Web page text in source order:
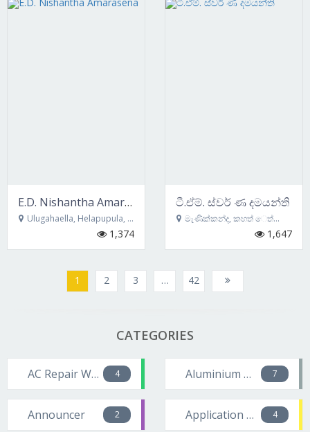
E.D. Nishantha Amarasena
Ulugahaella, Helapupula, Ella, ballakatuwa
1,374
ටී.ඒම්. ස්වර් ණ දමයන්ති
මැණික්කන්ද, කහත් ෙත් ෙවල, බණ්ඩාරෙවල
1,647
1 2 3 … 42
CATEGORIES
AC Repair Workers 4 Aluminium Worker 7
Announcer 2 Application Developer 4